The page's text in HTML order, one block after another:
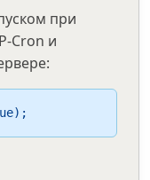
при
Cron и